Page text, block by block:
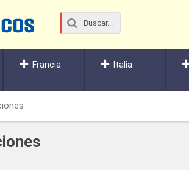
Francia Italia